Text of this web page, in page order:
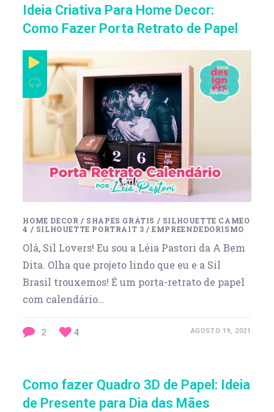
Ideia Criativa Para Home Decor:
Como Fazer Porta Retrato de Papel
HOME DECOR / SHAPES GRÁTIS / SILHOUETTE CAMEO
4 / SILHOUETTE PORTRAIT 3 /EMPREENDEDORISMO
Olá, Sil Lovers! Eu sou a Léia Pastori da A Bem
Dita. Olha que projeto lindo que eu e a Sil
Brasil trouxemos! É um porta-retrato de papel
com calendário…
2 4 AGOSTO 19, 2021
Como fazer Quadro 3D de Papel: Ideia
de Presente para Dia das Mães